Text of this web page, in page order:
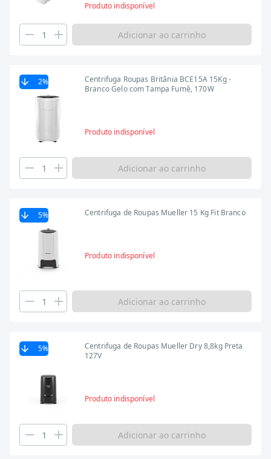
Produto indisponível
Adicionar ao carrinho
2%
Centrifuga Roupas Britânia BCE15A 15Kg -
Branco Gelo com Tampa Fumê, 170W
Produto indisponível
Adicionar ao carrinho
5% Centrifuga de Roupas Mueller 15 Kg Fit Branco
Produto indisponível
Adicionar ao carrinho
5%
Centrifuga de Roupas Mueller Dry 8,8kg Preta
127V
Produto indisponível
Adicionar ao carrinho